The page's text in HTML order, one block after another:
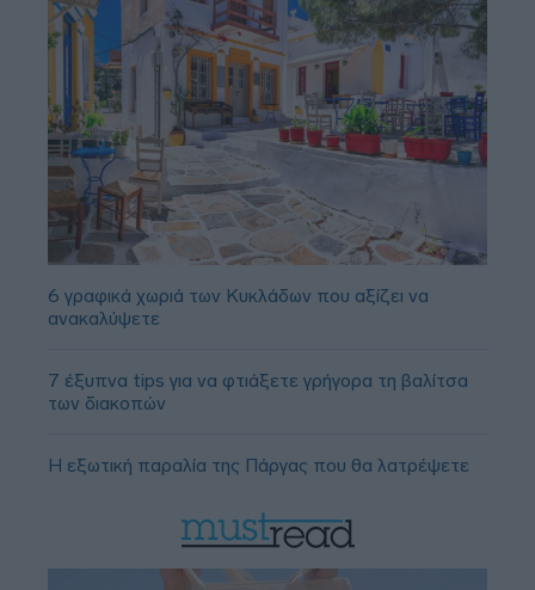
6 γραφικά χωριά των Κυκλάδων που αξίζει να
ανακαλύψετε
7 έξυπνα tips για να φτιάξετε γρήγορα τη βαλίτσα
των διακοπών
Η εξωτική παραλία της Πάργας που θα λατρέψετε